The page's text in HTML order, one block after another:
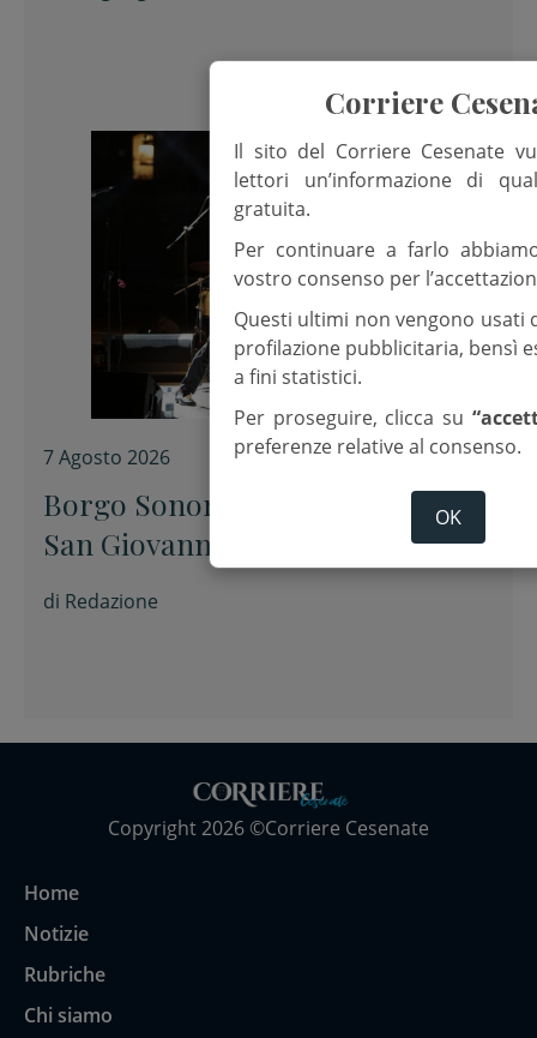
7 Agosto 2026
Borgo Sonoro, appuntamenti a
San Giovanni in Galilea e a
Savignano sul Rubicone
di Redazione
Copyright 2026 ©Corriere Cesenate
Home
Notizie
Rubriche
Chi siamo
Corriere
Il sito del Corriere Cesenate
lettori un’informazione di
gratuita.
Per continuare a farlo
vostro consenso per
Questi ultimi non vengono usati
profilazione pubblicitaria, bensì
a fini statistici.
Per proseguire, clicca su
preferenze relative al consenso.
OK